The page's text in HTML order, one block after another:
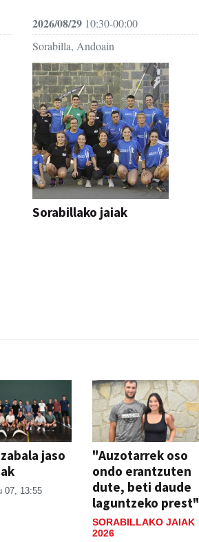
2026/08/2910:30-00:00
Sorabilla, Andoain
Sorabillako jaiak
jaso
07, 13:55
"Auzotarrek oso
ondo erantzuten
dute, beti daude
laguntzeko prest"
SORABILLAKO JAIAK
2026